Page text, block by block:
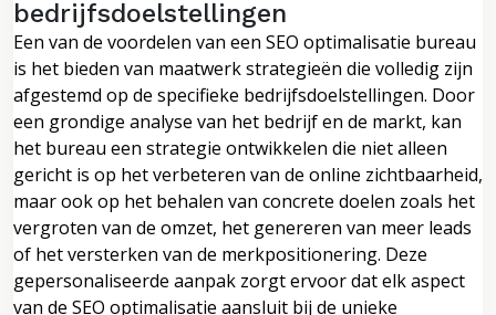
bedrijfsdoelstellingen
Een van de voordelen van een SEO optimalisatie bureau
is het bieden van maatwerk strategieën die volledig zijn
afgestemd op de specifieke bedrijfsdoelstellingen. Door
een grondige analyse van het bedrijf en de markt, kan
het bureau een strategie ontwikkelen die niet alleen
gericht is op het verbeteren van de online zichtbaarheid,
maar ook op het behalen van concrete doelen zoals het
vergroten van de omzet, het genereren van meer leads
of het versterken van de merkpositionering. Deze
gepersonaliseerde aanpak zorgt ervoor dat elk aspect
van de SEO optimalisatie aansluit bij de unieke